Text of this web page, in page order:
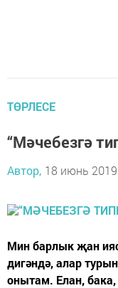
ТӨРЛЕСЕ
“Мәчебезгә
Автор, 18 июнь
Мин барлык җан
дигәндә, алар
онытам. Елан,